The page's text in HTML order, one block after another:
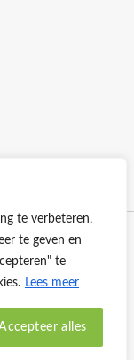
te verbeteren,
te geven en
te
Lees meer
alles